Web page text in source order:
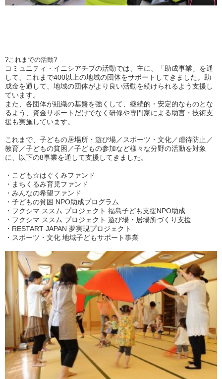
?これまでの活動?
コミュニティ・イニシアチブの活動では、主に、「助成事業」を通
して、これまで400以上の地域の団体をサポートしてきました。助
成金を通して、地域の団体がより良い活動を続けられるよう支援し
ています。
また、各団体が組織の基盤を強くして、継続的・安定的なものとな
るよう、資金サポートだけでなく研修や専門家による助言・技術支
援も実施しています。
これまで、子どもの居場所・遊び場／スポーツ・文化／虐待防止／
教育／子どもの貧困／子どもの参加など様々な分野の活動を対象
に、以下の8事業を通して支援してきました。
・こども☆はぐくみファンド
・まちくるみ育児ファンド
・みんなの希望ファンド
・子どもの貧困 NPO助成プログラム
・フクシマ ススム プロジェクト 福島子ども支援NPO助成
・フクシマ ススム プロジェクト 遊び場・居場所づくり支援
・RESTART JAPAN 夢実現プロジェクト
・スポーツ・文化 地域子どもサポート事業